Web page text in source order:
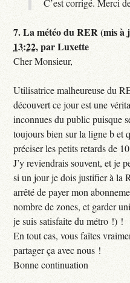
C’est corrigé. Merci
7.La météo du RER (mis à
13:22,parLuxette
Cher Monsieur,
Utilisatrice malheureuse du
découvert ce jour est une
inconnues du public puisque
toujours bien sur la ligne b et
préciser les petits retards de
J’y reviendrais souvent, et je
si un jour je dois justifier à la
arrêté de payer mon
nombre de zones, et garder
je suis satisfaite du métro !) !
En tout cas, vous faîtes
partager ça avec nous !
Bonne continuation